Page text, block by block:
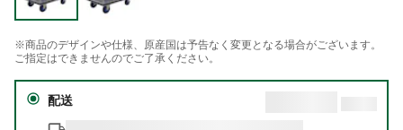
※商品のデザインや仕様、原産国は予告なく変更となる場合がございます。
ご指定はできませんのでご了承ください。
配送